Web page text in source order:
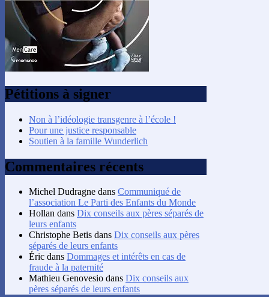
Pétitions à signer
Non à l’idéologie transgenre à l’école !
Pour une justice responsable
Soutien à la famille Wunderlich
Commentaires récents
Michel Dudragne dans Communiqué de
l’association Le Parti des Enfants du Monde
Hollan dans Dix conseils aux pères séparés de
leurs enfants
Christophe Betis dans Dix conseils aux pères
séparés de leurs enfants
Éric dans Dommages et intérêts en cas de
fraude à la paternité
Mathieu Genovesio dans Dix conseils aux
pères séparés de leurs enfants